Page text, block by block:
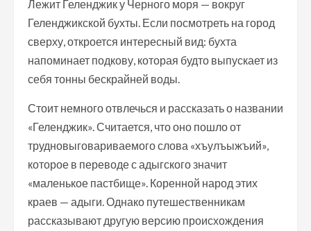
Лежит Геленджик у Черного моря — вокруг
Геленджикской бухты. Если посмотреть на город
сверху, откроется интересный вид: бухта
напоминает подкову, которая будто выпускает из
себя тонны бескрайней воды.
Стоит немного отвлечься и рассказать о названии
«Геленджик». Считается, что оно пошло от
трудновыговариваемого слова «хъулъыжъий»,
которое в переводе с адыгского значит
«маленькое пастбище». Коренной народ этих
краев — адыги. Однако путешественникам
рассказывают другую версию происхождения